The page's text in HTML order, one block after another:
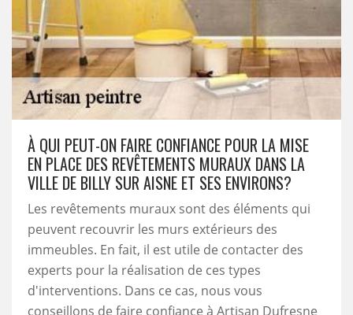
À QUI PEUT-ON FAIRE CONFIANCE POUR LA MISE
EN PLACE DES REVÊTEMENTS MURAUX DANS LA
VILLE DE BILLY SUR AISNE ET SES ENVIRONS?
Les revêtements muraux sont des éléments qui
peuvent recouvrir les murs extérieurs des
immeubles. En fait, il est utile de contacter des
experts pour la réalisation de ces types
d'interventions. Dans ce cas, nous vous
conseillons de faire confiance à Artisan Dufresne